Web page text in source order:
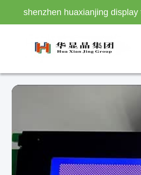
shenzhen huaxianjing display